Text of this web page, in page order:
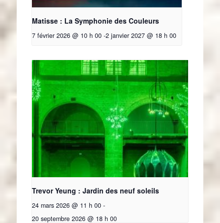
Matisse : La Symphonie des Couleurs
7 février 2026 @ 10 h 00 -2 janvier 2027 @ 18 h 00
Trevor Yeung : Jardin des neuf soleils
24 mars 2026 @ 11 h 00 -
20 septembre 2026 @ 18 h 00